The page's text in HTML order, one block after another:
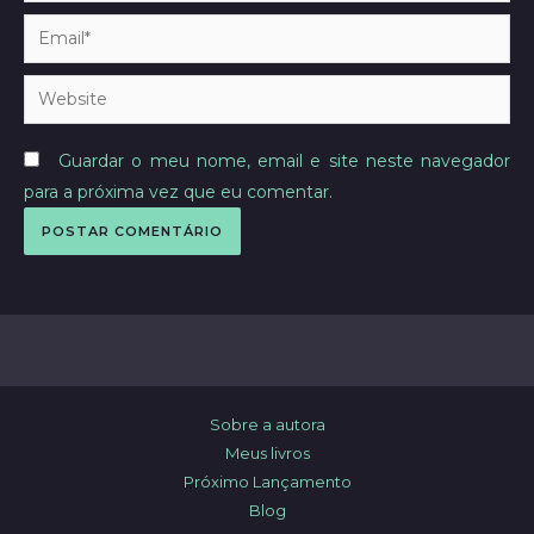
Email*
Website
Guardar o meu nome, email e site neste navegador
para a próxima vez que eu comentar.
Sobre a autora
Meus livros
Próximo Lançamento
Blog